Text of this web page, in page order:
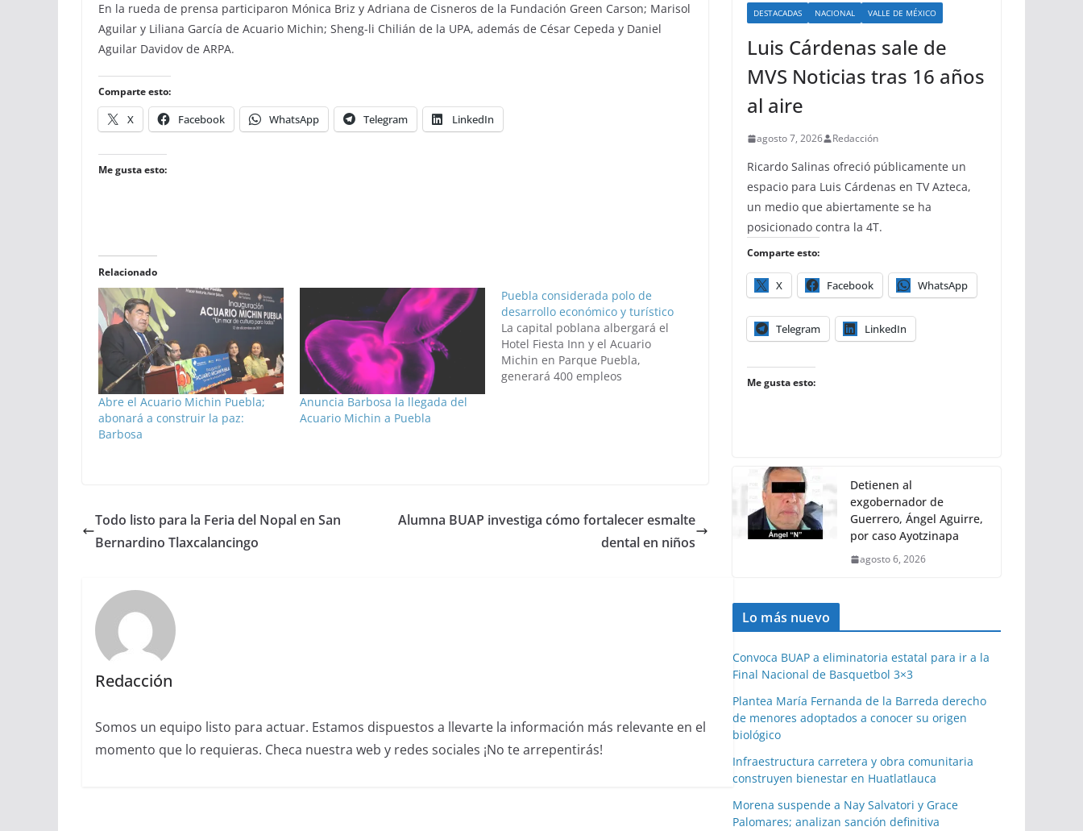
En la rueda de prensa participaron Mónica Briz y Adriana de Cisneros de la Fundación Green Carson; Marisol
Aguilar y Liliana García de Acuario Michin; Sheng-li Chilián de la UPA, además de César Cepeda y Daniel
Aguilar Davidov de ARPA.
Comparte esto:
X Facebook WhatsApp Telegram LinkedIn
Me gusta esto:
Relacionado
Abre el Acuario Michin Puebla;
abonará a construir la paz:
Barbosa
Anuncia Barbosa la llegada del
Acuario Michin a Puebla
Puebla considerada polo de
desarrollo económico y turístico
La capital poblana albergará el
Hotel Fiesta Inn y el Acuario
Michin en Parque Puebla,
generará 400 empleos
Todo listo para la Feria del Nopal en San
Bernardino Tlaxcalancingo
Alumna BUAP investiga cómo fortalecer esmalte
dental en niños
Redacción
Somos un equipo listo para actuar. Estamos dispuestos a llevarte la información más relevante en el
momento que lo requieras. Checa nuestra web y redes sociales ¡No te arrepentirás!
DESTACADAS NACIONAL VALLE DE MÉXICO
Luis Cárdenas sale de
MVS Noticias tras 16 años
al aire
agosto 7, 2026 Redacción
Ricardo Salinas ofreció públicamente un
espacio para Luis Cárdenas en TV Azteca,
un medio que abiertamente se ha
posicionado contra la 4T.
Comparte esto:
X Facebook WhatsApp
Telegram LinkedIn
Me gusta esto:
Detienen al
exgobernador de
Guerrero, Ángel Aguirre,
por caso Ayotzinapa
agosto 6, 2026
Lo más nuevo
Convoca BUAP a eliminatoria estatal para ir a la
Final Nacional de Basquetbol 3×3
Plantea María Fernanda de la Barreda derecho
de menores adoptados a conocer su origen
biológico
Infraestructura carretera y obra comunitaria
construyen bienestar en Huatlatlauca
Morena suspende a Nay Salvatori y Grace
Palomares; analizan sanción definitiva